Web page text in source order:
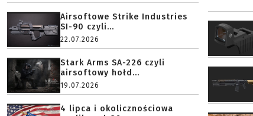
Airsoftowe Strike Industries
SI-90 czyli...
22.07.2026
Stark Arms SA-226 czyli
airsoftowy hołd...
19.07.2026
4 lipca i okolicznościowa